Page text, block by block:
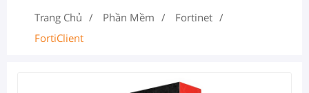
Trang Chủ Phần Mềm
Fortinet
FortiClient